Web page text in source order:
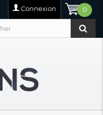
0
Connexion